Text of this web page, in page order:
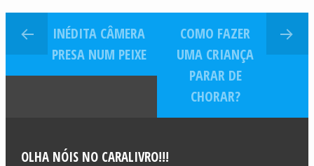
INÉDITA CÂMERA
PRESA NUM PEIXE
COMO FAZER
UMA CRIANÇA
PARAR DE
CHORAR?
OLHA NÓIS NO CARALIVRO!!!